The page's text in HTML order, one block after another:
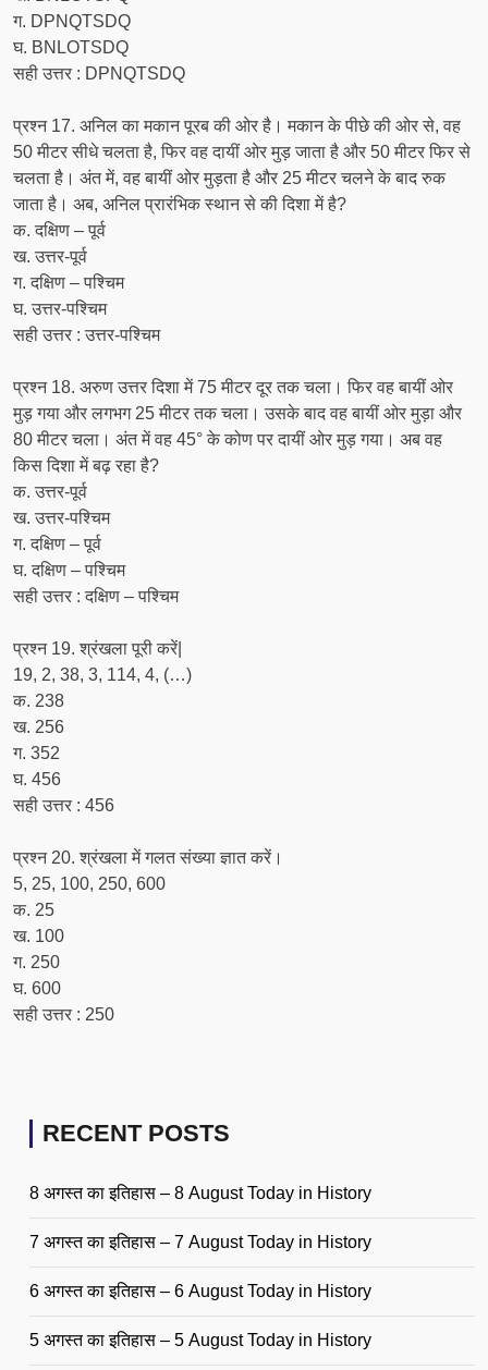
ग. DPNQTSDQ
घ. BNLOTSDQ
सही उत्तर : DPNQTSDQ
प्रश्न 17. अनिल का मकान पूरब की ओर है। मकान के पीछे की ओर से, वह
50 मीटर सीधे चलता है, फिर वह दायीं ओर मुड़ जाता है और 50 मीटर फिर से
चलता है। अंत में, वह बायीं ओर मुड़ता है और 25 मीटर चलने के बाद रुक
जाता है। अब, अनिल प्रारंभिक स्थान से की दिशा में है?
क. दक्षिण – पूर्व
ख. उत्तर-पूर्व
ग. दक्षिण – पश्चिम
घ. उत्तर-पश्चिम
सही उत्तर : उत्तर-पश्चिम
प्रश्न 18. अरुण उत्तर दिशा में 75 मीटर दूर तक चला। फिर वह बायीं ओर
मुड़ गया और लगभग 25 मीटर तक चला। उसके बाद वह बायीं ओर मुड़ा और
80 मीटर चला। अंत में वह 45° के कोण पर दायीं ओर मुड़ गया। अब वह
किस दिशा में बढ़ रहा है?
क. उत्तर-पूर्व
ख. उत्तर-पश्चिम
ग. दक्षिण – पूर्व
घ. दक्षिण – पश्चिम
सही उत्तर : दक्षिण – पश्चिम
प्रश्न 19. श्रंखला पूरी करें|
19, 2, 38, 3, 114, 4, (…)
क. 238
ख. 256
ग. 352
घ. 456
सही उत्तर : 456
प्रश्न 20. श्रंखला में गलत संख्या ज्ञात करें।
5, 25, 100, 250, 600
क. 25
ख. 100
ग. 250
घ. 600
सही उत्तर : 250
RECENT POSTS
8 अगस्त का इतिहास – 8 August Today in History
7 अगस्त का इतिहास – 7 August Today in History
6 अगस्त का इतिहास – 6 August Today in History
5 अगस्त का इतिहास – 5 August Today in History